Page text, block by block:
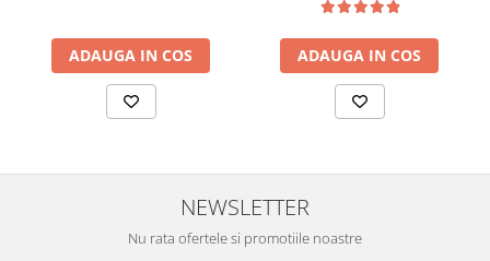
ADAUGA IN COS ADAUGA IN COS
NEWSLETTER
Nu rata ofertele si promotiile noastre